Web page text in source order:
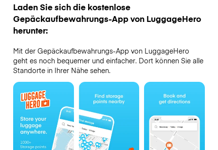
Laden Sie sich die kostenlose
Gepäckaufbewahrungs-App von LuggageHero
herunter:
Mit der Gepäckaufbewahrungs-App von LuggageHero
geht es noch bequemer und einfacher. Dort können Sie alle
Standorte in Ihrer Nähe sehen.